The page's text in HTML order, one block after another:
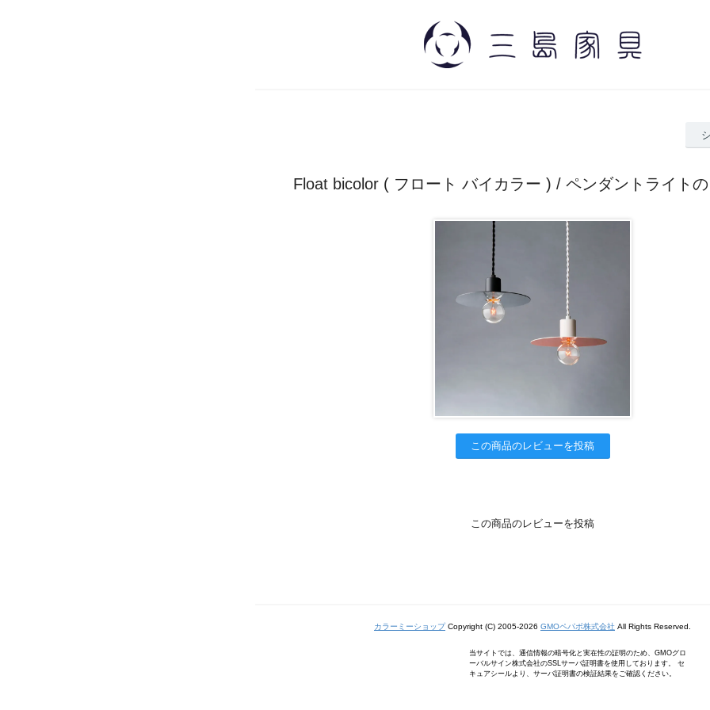
Float bicolor ( フロート バイカラー ) / ペンダントライト
この商品のレビューを投稿
この商品のレビューを投稿
カラーミーショップCopyright (C) 2005-2026 GMOペパボ株式会社 All Rights Reserved.
当サイトでは、通信情報の暗号化と実在性の証明のため、GMOグロ
ーバルサイン株式会社のSSLサーバ証明書を使用しております。 セ
キュアシールより、サーバ証明書の検証結果をご確認ください。